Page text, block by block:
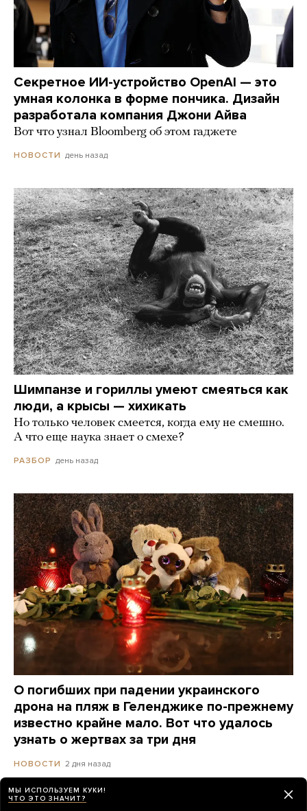
Секретное ИИ-устройство OpenAI — это
умная колонка в форме пончика. Дизайн
разработала компания Джони Айва
Вот что узнал Bloomberg об этом гаджете
НОВОСТИ день назад
Шимпанзе и гориллы умеют смеяться как
люди, а крысы — хихикать
Но только человек смеется, когда ему не смешно.
А что еще наука знает о смехе?
РАЗБОР день назад
О погибших при падении украинского
дрона на пляж в Геленджике по-прежнему
известно крайне мало. Вот что удалось
узнать о жертвах за три дня
НОВОСТИ 2 дня назад
МЫ ИСПОЛЬЗУЕМ КУКИ!
ЧТО ЭТО ЗНАЧИТ?